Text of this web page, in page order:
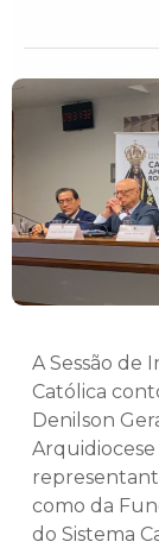
A Sessão de
Católica
Denilson
Arquidiocese
como da
do Sistema